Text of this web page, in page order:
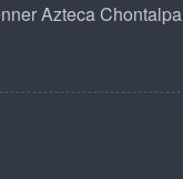
AztecaChontalpa